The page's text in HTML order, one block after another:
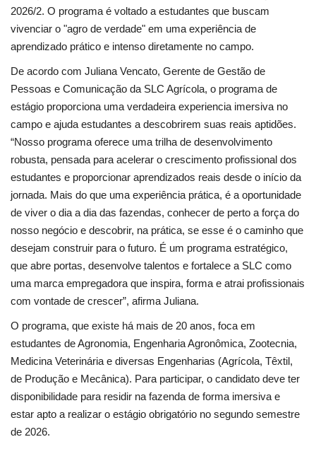
2026/2. O programa é voltado a estudantes que buscam
vivenciar o "agro de verdade" em uma experiência de
aprendizado prático e intenso diretamente no campo.
De acordo com Juliana Vencato, Gerente de Gestão de
Pessoas e Comunicação da SLC Agrícola, o programa de
estágio proporciona uma verdadeira experiencia imersiva no
campo e ajuda estudantes a descobrirem suas reais aptidões.
“Nosso programa oferece uma trilha de desenvolvimento
robusta, pensada para acelerar o crescimento profissional dos
estudantes e proporcionar aprendizados reais desde o início da
jornada. Mais do que uma experiência prática, é a oportunidade
de viver o dia a dia das fazendas, conhecer de perto a força do
nosso negócio e descobrir, na prática, se esse é o caminho que
desejam construir para o futuro. É um programa estratégico,
que abre portas, desenvolve talentos e fortalece a SLC como
uma marca empregadora que inspira, forma e atrai profissionais
com vontade de crescer”, afirma Juliana.
O programa, que existe há mais de 20 anos, foca em
estudantes de Agronomia, Engenharia Agronômica, Zootecnia,
Medicina Veterinária e diversas Engenharias (Agrícola, Têxtil,
de Produção e Mecânica). Para participar, o candidato deve ter
disponibilidade para residir na fazenda de forma imersiva e
estar apto a realizar o estágio obrigatório no segundo semestre
de 2026.